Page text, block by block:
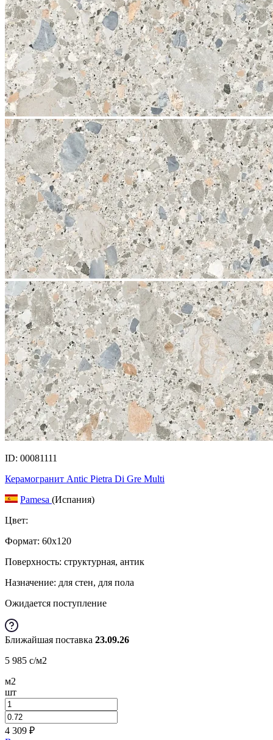
ID: 00081111
Керамогранит Antic Pietra Di Gre Multi
Pamesa (Испания)
Цвет:
Формат: 60x120
Поверхность: структурная, антик
Назначение: для стен, для пола
Ожидается поступление
Ближайшая поставка 23.09.26
5 985 c/м2
м2
шт
4 309 ₽